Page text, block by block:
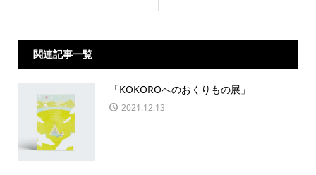
関連記事一覧
「KOKOROへのおくりもの展」
2021.12.13